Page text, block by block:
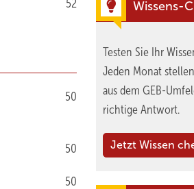
52
50
50
50
Wissens-
Testen Sie Ihr
Jeden Monat
aus dem GEB-
richtige Antwort.
Jetzt Wissen